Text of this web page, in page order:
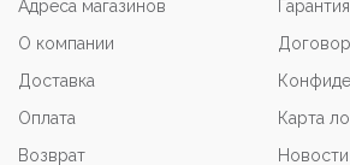
Адреса магазинов
О компании
Доставка
Оплата
Возврат
Гарантия
Карта